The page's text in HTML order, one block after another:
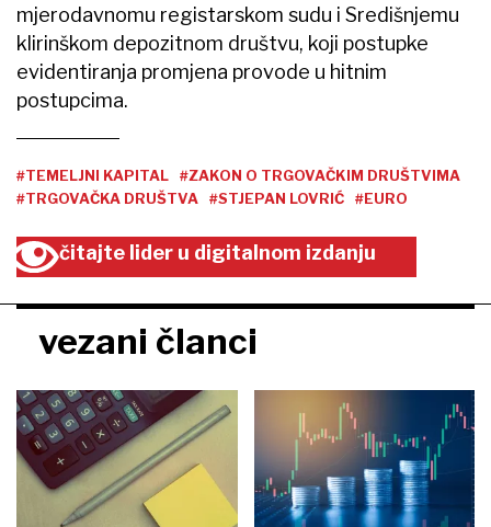
mjerodavnomu registarskom sudu i Središnjemu
klirinškom depozitnom društvu, koji postupke
evidentiranja promjena provode u hitnim
postupcima.
#TEMELJNI KAPITAL
#ZAKON O TRGOVAČKIM DRUŠTVIMA
#TRGOVAČKA DRUŠTVA
#STJEPAN LOVRIĆ #EURO
čitajte lider u digitalnom izdanju
vezani članci